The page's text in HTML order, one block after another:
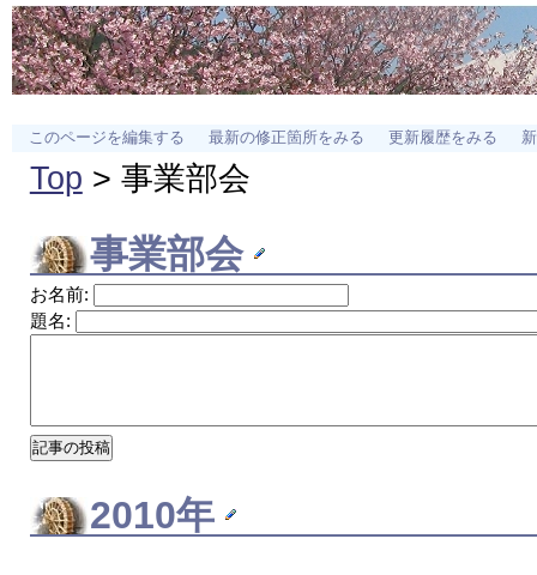
このページを編集する 最新の修正箇所をみる 更新履歴をみる
Top > 事業部会
事業部会
お名前:
題名:
2010年